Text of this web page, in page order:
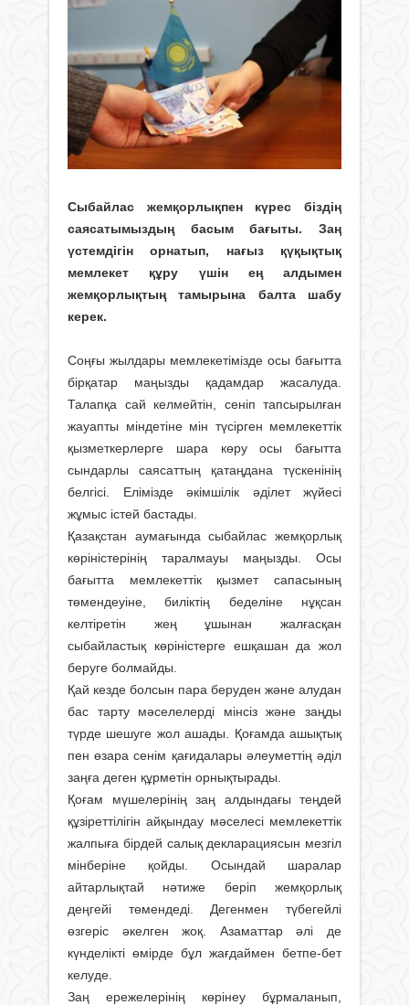
Сыбайлас жемқорлықпен күрес біздің
саясатымыздың басым бағыты. Заң
үстемдігін орнатып, нағыз қүқықтық
мемлекет құру үшін ең алдымен
жемқорлықтың тамырына балта шабу
керек.
Соңғы жылдары мемлекетімізде осы бағытта
бірқатар маңызды қадамдар жасалуда.
Талапқа сай келмейтін, сеніп тапсырылған
жауапты міндетіне мін түсірген мемлекеттік
қызметкерлерге шара көру осы бағытта
сындарлы саясаттың қатаңдана түскенінің
белгісі. Елімізде әкімшілік әділет жүйесі
жұмыс істей бастады.
Қазақстан аумағында сыбайлас жемқорлық
көріністерінің таралмауы маңызды. Осы
бағытта мемлекеттік қызмет сапасының
төмендеуіне, биліктің беделіне нұқсан
келтіретін жең ұшынан жалғасқан
сыбайластық көріністерге ешқашан да жол
беруге болмайды.
Қай кезде болсын пара беруден және алудан
бас тарту мәселелерді мінсіз және заңды
түрде шешуге жол ашады. Қоғамда ашықтық
пен өзара сенім қағидалары әлеуметтің әділ
заңға деген құрметін орнықтырады.
Қоғам мүшелерінің заң алдындағы теңдей
құзіреттілігін айқындау мәселесі мемлекеттік
жалпыға бірдей салық декларациясын мезгіл
мінберіне қойды. Осындай шаралар
айтарлықтай нәтиже беріп жемқорлық
деңгейі төмендеді. Дегенмен түбегейлі
өзгеріс әкелген жоқ. Азаматтар әлі де
күнделікті өмірде бұл жағдаймен бетпе-бет
келуде.
Заң ережелерінің көрінеу бұрмаланып,